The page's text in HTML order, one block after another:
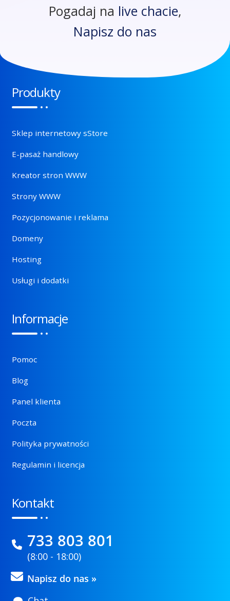
Pogadaj na live chacie,
Napisz do nas
Produkty
Sklep internetowy sStore
E-pasaż handlowy
Kreator stron WWW
Strony WWW
Pozycjonowanie i reklama
Domeny
Hosting
Usługi i dodatki
Informacje
Pomoc
Blog
Panel klienta
Poczta
Polityka prywatności
Regulamin i licencja
Kontakt
733 803 801
(8:00 - 18:00)
Napisz do nas »